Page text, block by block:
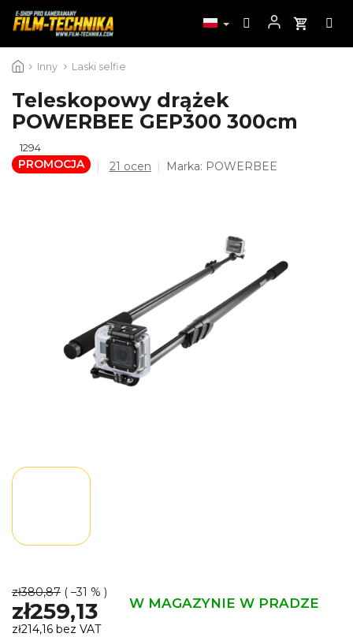
do
Inny Laski selfie
Teleskopowy drążek
POWERBEE GEP300 300cm
1294
PROMOCJA
Średnia
21 ocen Marka: POWERBEE
zł380,87 ( –31 % )
zł259,13 W MAGAZYNIE W PRADZE
zł214,16 bez VAT